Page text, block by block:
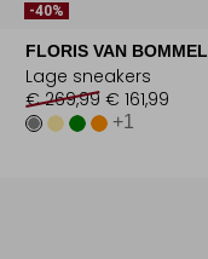
-40%
FLORIS VAN BOMMEL
Lage sneakers
€ 269,99 € 161,99
+1